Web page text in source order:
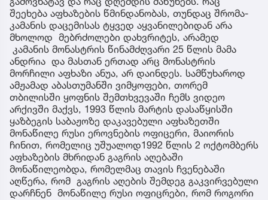
შეეხება აფხაზების წმინდანობას, თუნდაც შრომა-
კამანის დაცემისას ტყვედ აყვანილებიდან არა
მხოლოდ მებრძოლები დახვრიტეს, არამედ
კამანის მონასტრის წინამძღვარი 25 წლის მამა
ანდრია და მასთან ერთად არც მონასტრის
მორჩილი აფხაზი ანუა, არ დაინდეს. სამწუხაროდ
ამჟამად აბასთუმანში ვიმყოფები, თორემ
თბილისში ყოფნის შემთხვევაში ჩემს ვიდეო
არქივში მაქვს, 1993 წლის მარტის დასაწყისში
ყაზბეგის საბაჟოზე დაკავებული აფხაზეთში
მონაწილე რუსი ეროვნების ოფიცერი, მაიორის
ჩინით, რომელიც უშუალოდ1992 წლის 2 ოქტომბერს
აფხაზების მხრიდან გაგრის აღებაში
მონაწილეობდა, რომელმაც თავის ჩვენებაში
აღწერა, რომ გაგრის აღების შემდეგ გაკვირვებული
დარჩნენ მონაწილე რუსი ოფიცრები, რომ როგორი